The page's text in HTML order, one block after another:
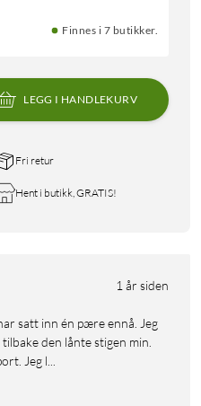
Finnes i 7 butikker.
LEGG I HANDLEKURV
Fri retur
Hent i butikk, GRATIS!
1 år siden
den lånte stigen min.
Jeg l...